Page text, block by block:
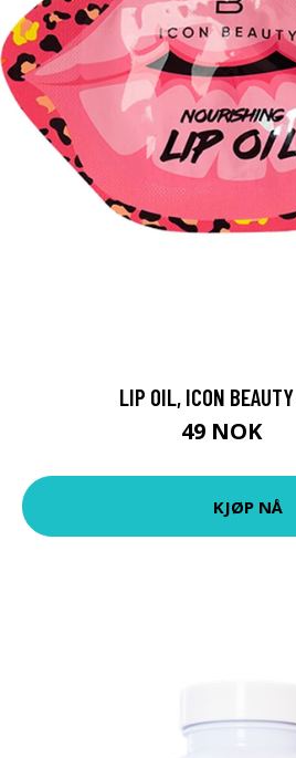
LIP OIL, ICON
49 NOK
KJØP NÅ